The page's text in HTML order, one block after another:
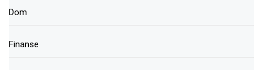
Dom
Finanse